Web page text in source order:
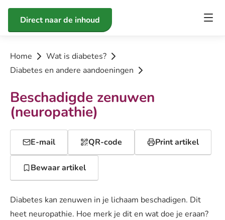
Direct naar de inhoud
Home
Wat is diabetes?
Diabetes en andere aandoeningen
Beschadigde zenuwen
(neuropathie)
E-mail QR-code Print artikel
Bewaar artikel
Diabetes kan zenuwen in je lichaam beschadigen. Dit
heet neuropathie. Hoe merk je dit en wat doe je eraan?